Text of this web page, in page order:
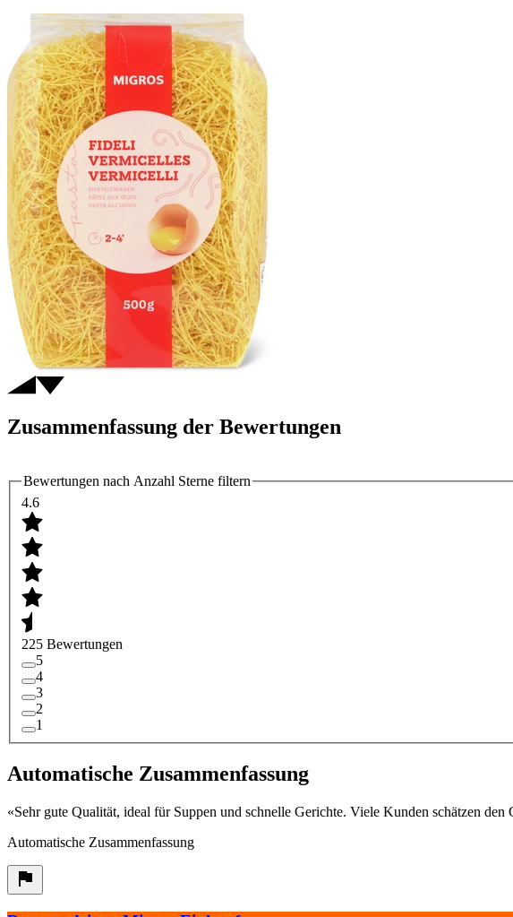
Zusammenfassung der Bewertungen
Bewertungen nach Anzahl Sterne filtern
4.6
225 Bewertungen
5
4
3
2
1
Automatische Zusammenfassung
«Sehr gute Qualität, ideal für Suppen und schnelle Gerichte. Viele Kunden schätzen
Automatische Zusammenfassung